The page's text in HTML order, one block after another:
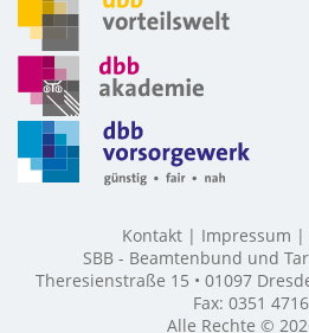
Kontakt Impressum
SBB - Beamtenbund und
Theresienstraße 15 • 01097
Fax: 0351
Alle Rechte ©